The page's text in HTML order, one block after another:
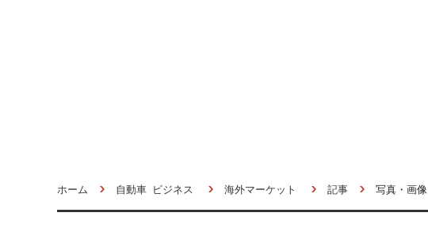
ホーム 自動車 ビジネス 海外マーケット 記事 写真・画像